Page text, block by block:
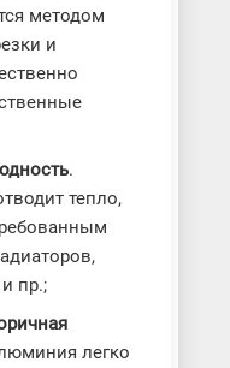
методом
и
.
тепло,
пр.;
легко